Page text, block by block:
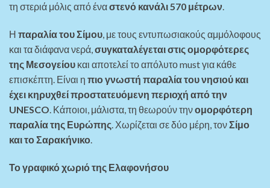
τη στεριά μόλις από έναστενό κανάλι 570 μέτρων.
Η παραλία του Σίμου, με τους εντυπωσιακούς αμμόλοφους
και τα διάφανα νερά,συγκαταλέγεται στις ομορφότερες
της Μεσογείου και αποτελεί το απόλυτο must για κάθε
επισκέπτη. Είναι η πιο γνωστή παραλία του νησιού και
έχει κηρυχθεί προστατευόμενη περιοχή από την
UNESCO. Κάποιοι, μάλιστα, τη θεωρούν τηνομορφότερη
παραλία της Ευρώπης. Χωρίζεται σε δύο μέρη, τονΣίμο
και το Σαρακήνικο.
Το γραφικό χωριό της Ελαφονήσου